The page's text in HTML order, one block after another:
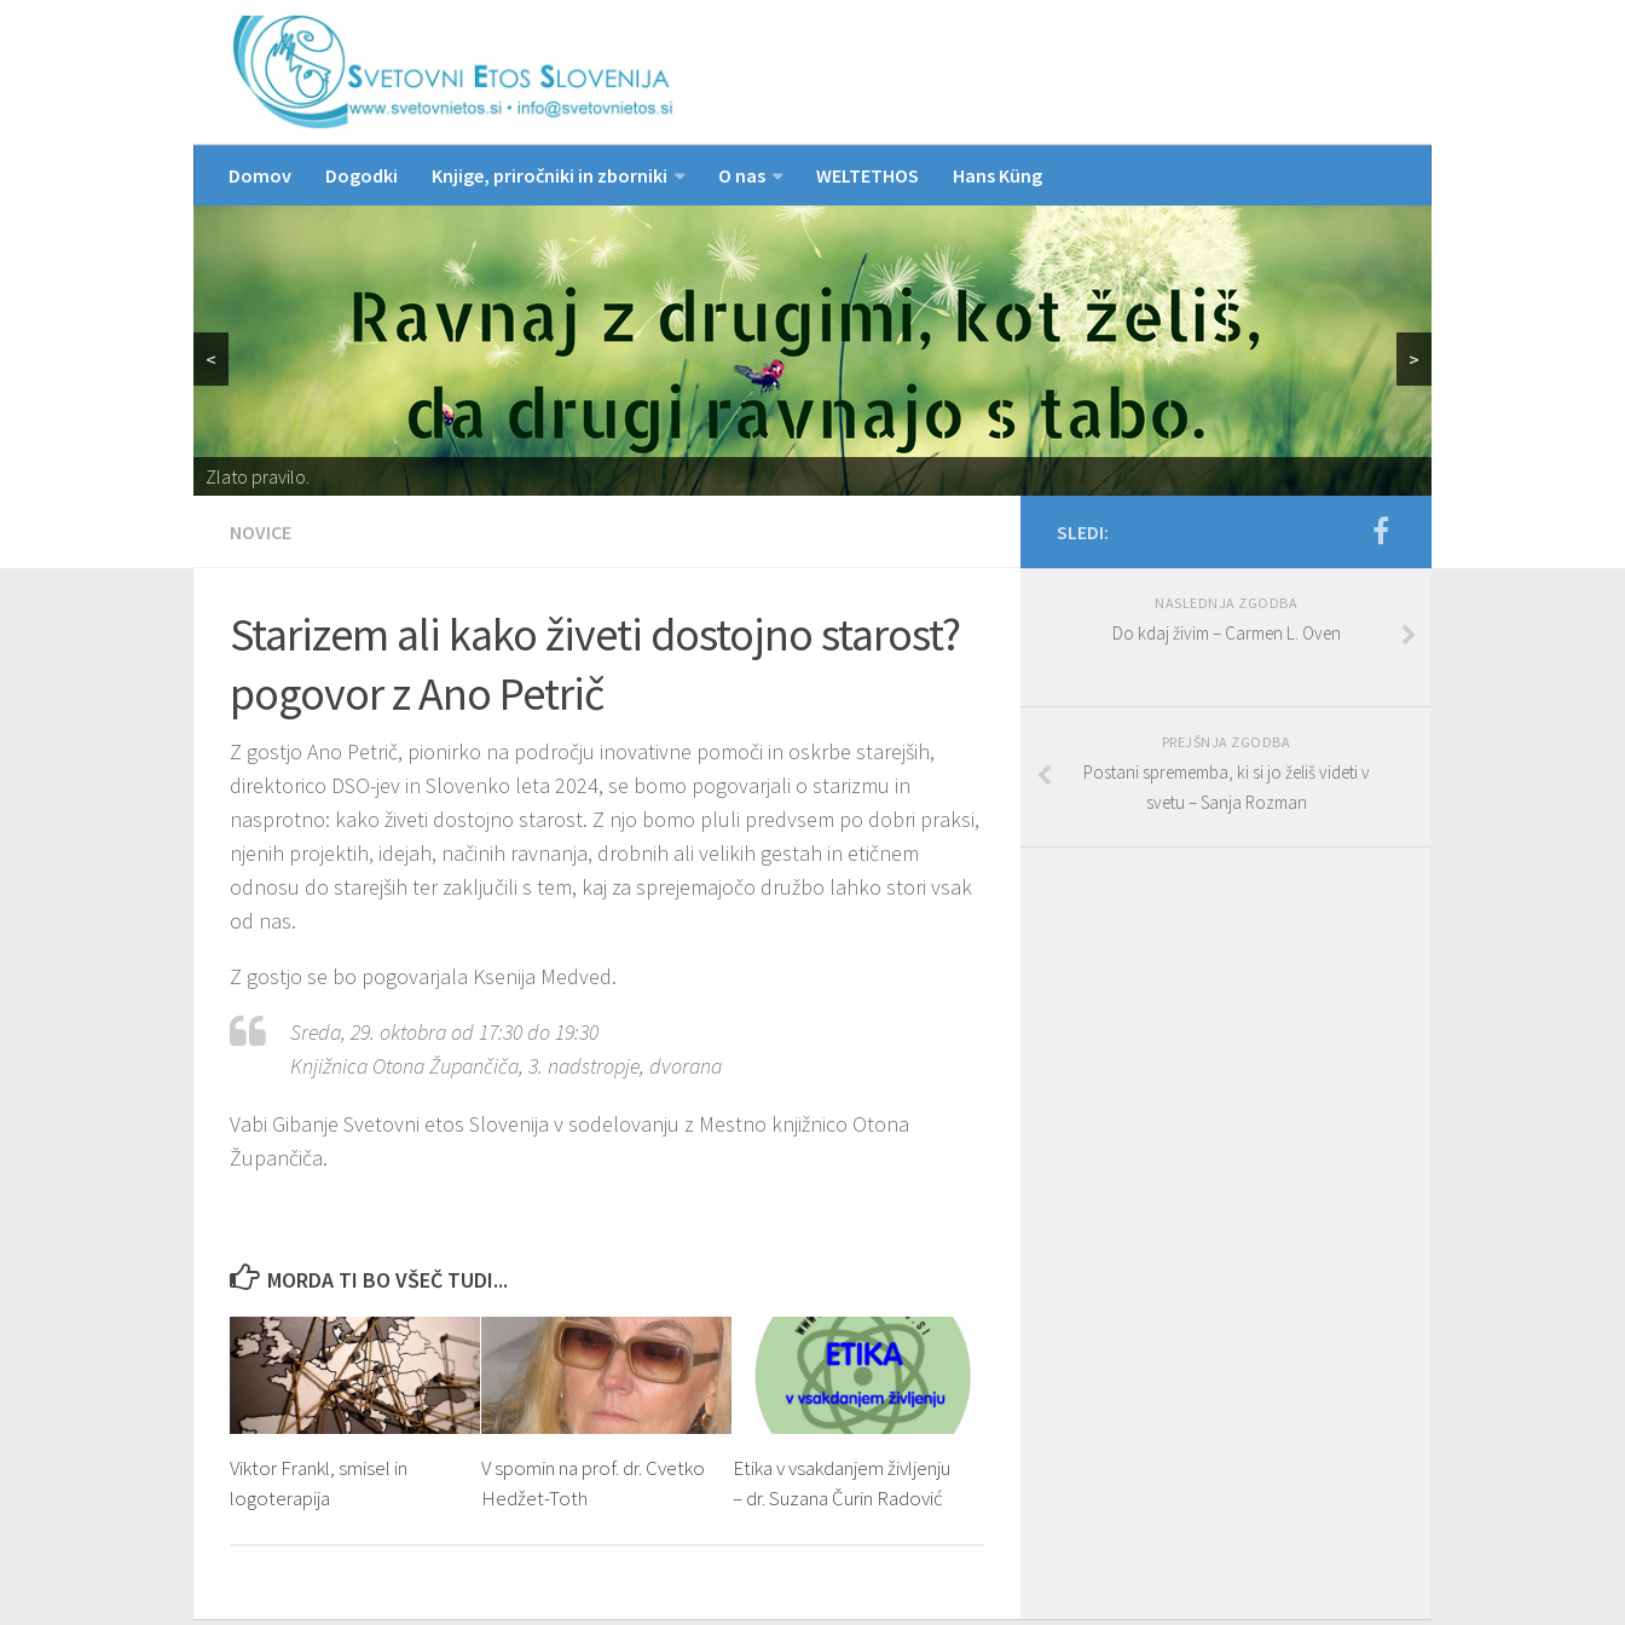
Domov Dogodki Knjige, priročniki in zborniki O nas WELTETHOS Hans Küng
Zlato pravilo.
Zlato pravilo.
< >
NOVICE
Starizem ali kako živeti dostojno starost?
pogovor z Ano Petrič
Z gostjo Ano Petrič, pionirko na področju inovativne pomoči in oskrbe starejših,
direktorico DSO-jev in Slovenko leta 2024, se bomo pogovarjali o starizmu in
nasprotno: kako živeti dostojno starost. Z njo bomo pluli predvsem po dobri praksi,
njenih projektih, idejah, načinih ravnanja, drobnih ali velikih gestah in etičnem
odnosu do starejših ter zaključili s tem, kaj za sprejemajočo družbo lahko stori vsak
od nas.
Z gostjo se bo pogovarjala Ksenija Medved.
Sreda, 29. oktobra od 17:30 do 19:30
Knjižnica Otona Župančiča, 3. nadstropje, dvorana
Vabi Gibanje Svetovni etos Slovenija v sodelovanju z Mestno knjižnico Otona
Župančiča.
MORDA TI BO VŠEČ TUDI...
Viktor Frankl, smisel in
logoterapija
V spomin na prof. dr. Cvetko
Hedžet-Toth
Etika v vsakdanjem življenju
– dr. Suzana Čurin Radović
SLEDI:
NASLEDNJA ZGODBA
Do kdaj živim – Carmen L. Oven
PREJŠNJA ZGODBA
Postani sprememba, ki si jo želiš videti v
svetu – Sanja Rozman